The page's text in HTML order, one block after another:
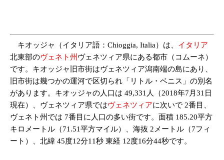
キオッジャ（イタリア語：Chioggia, Italia）は、 イタリア
北東部のヴェネト州 ヴェネツィア県にある都市（コムーネ）
です。キオッジャ旧市街はヴェネツィア潟南端の島にあり、
旧市街は幾つかの運河で区切られ「リトル・ベニス」の別名
があります。キオッジャの人口は 49,331人（2018年7月31日
現在）、ヴェネツィア県ではヴェネツィアに次いで 2番目、
ヴェネト州では 7番目に人口の多い街です。面積 185.20平方
キロメートル（71.51平方マイル）、海抜 2メートル（7フィ
ート）、北緯 45度12分11秒 東経 12度16分44秒です。